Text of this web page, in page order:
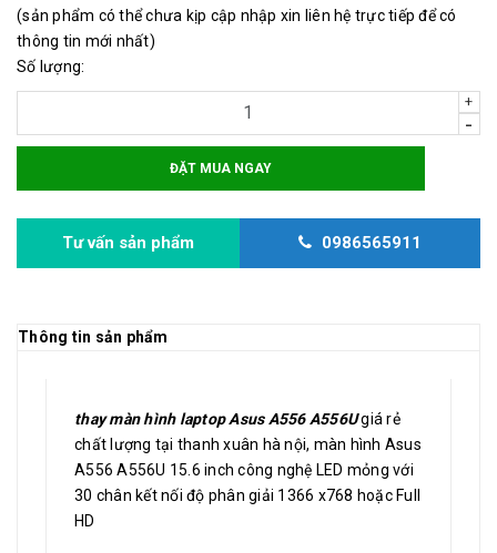
(sản phẩm có thể chưa kịp cập nhập xin liên hệ trực tiếp để có
thông tin mới nhất)
Số lượng:
+
-
ĐẶT MUA NGAY
Tư vấn sản phẩm 0986565911
Thông tin sản phẩm
thay màn hình laptop Asus A556 A556Ugiá rẻ
chất lượng tại thanh xuân hà nội, màn hình Asus
A556 A556U 15.6 inch công nghệ LED mỏng với
30 chân kết nối độ phân giải 1366 x768 hoặc Full
HD